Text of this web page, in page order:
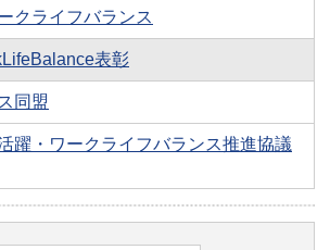
クライフバランス
表彰
同盟
躍・ワークライフバランス推進協議